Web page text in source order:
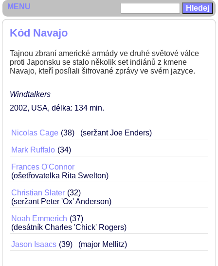
Kód Navajo
Tajnou zbraní americké armády ve druhé světové válce
proti Japonsku se stalo několik set indiánů z kmene
Navajo, kteří posílali šifrované zprávy ve svém jazyce.
Windtalkers
2002 USA délka: 134 min
Nicolas Cage 38 (seržant Joe Enders)
Mark Ruffalo 34
Frances O'Connor
(ošetřovatelka Rita Swelton)
Christian Slater 32
(seržant Peter 'Ox' Anderson)
Noah Emmerich
37
(desátník Charles 'Chick' Rogers)
Jason Isaacs 39 (major Mellitz)
MENU